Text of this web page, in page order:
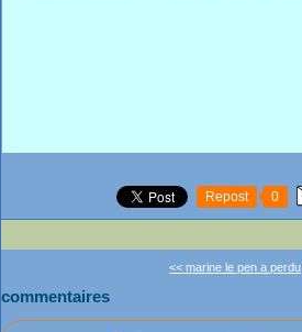
Repost 0
<< marine le pen a perdu
commentaires